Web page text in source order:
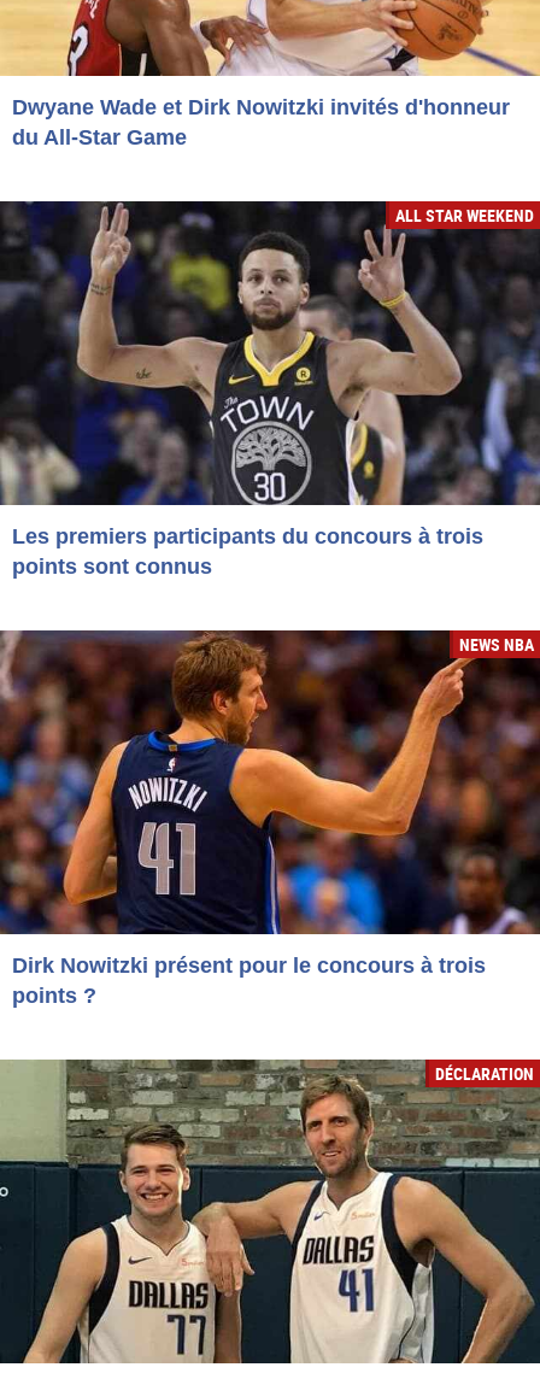
Dwyane Wade et Dirk Nowitzki invités d'honneur
du All-Star Game
ALL STAR WEEKEND
Les premiers participants du concours à trois
points sont connus
NEWS NBA
Dirk Nowitzki présent pour le concours à trois
points ?
DÉCLARATION